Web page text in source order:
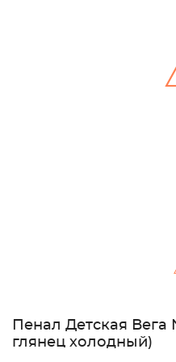
Пенал Детская
глянец холодный)